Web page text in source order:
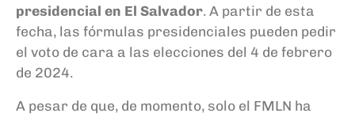
presidencial en El Salvador. A partir de esta
fecha, las fórmulas presidenciales pueden pedir
el voto de cara a las elecciones del 4 de febrero
de 2024.
A pesar de que, de momento, solo el FMLN ha